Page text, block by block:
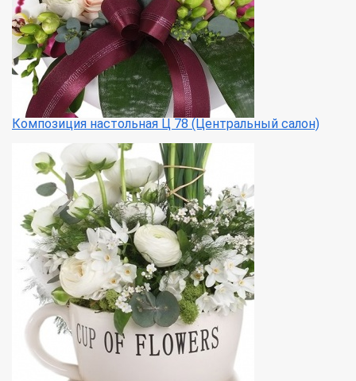
Композиция настольная Ц 78 (Центральный салон)